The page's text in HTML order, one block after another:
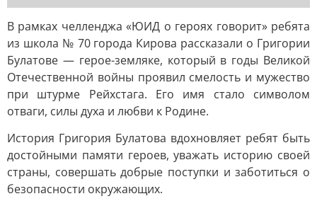
В рамках челленджа «ЮИД о героях говорит» ребята
из школа № 70 города Кирова рассказали о Григории
Булатове — герое-земляке, который в годы Великой
Отечественной войны проявил смелость и мужество
при штурме Рейхстага. Его имя стало символом
отваги, силы духа и любви к Родине.
История Григория Булатова вдохновляет ребят быть
достойными памяти героев, уважать историю своей
страны, совершать добрые поступки и заботиться о
безопасности окружающих.